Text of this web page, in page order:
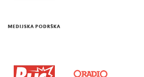
MEDIJSKA PODRŠKA